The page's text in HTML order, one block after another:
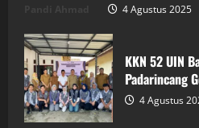
4 Agustus 2025
KKN 52 UIN
Padarincang
4 Agustus